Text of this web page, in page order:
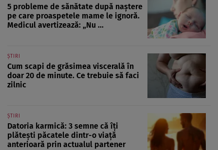
5 probleme de sănătate după naștere
pe care proaspetele mame le ignoră.
Medicul avertizează: „Nu ...
ȘTIRI
Cum scapi de grăsimea viscerală în
doar 20 de minute. Ce trebuie să faci
zilnic
ȘTIRI
Datoria karmică: 3 semne că îți
plătești păcatele dintr-o viață
anterioară prin actualul partener